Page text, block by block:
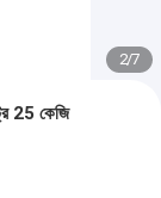
2/7
25 কেজি